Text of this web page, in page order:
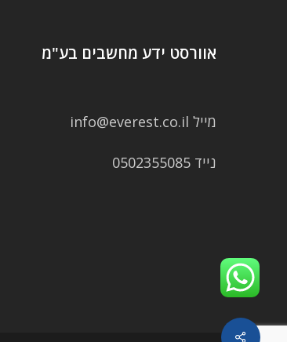
אוורסט ידע מחשבים בע"מ
מייל info@everest.co.il
נייד 0502355085